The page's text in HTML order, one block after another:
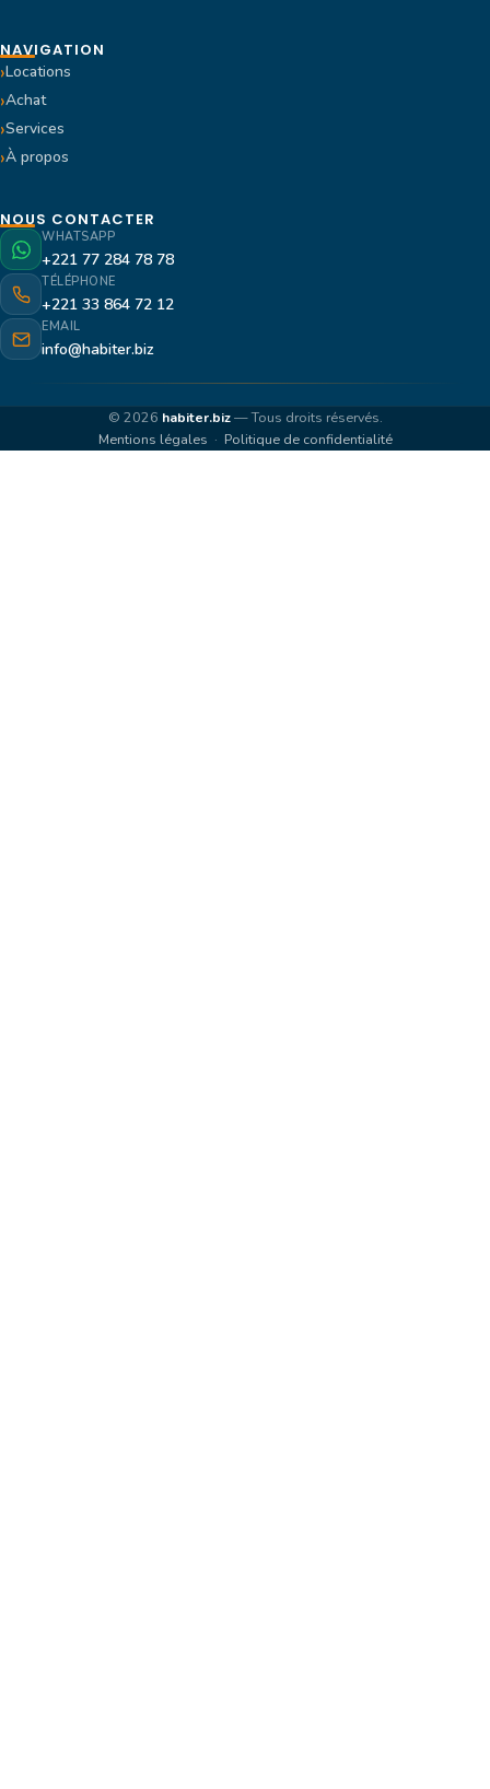
NAVIGATION
Locations
Achat
Services
À propos
NOUS CONTACTER
WHATSAPP
+221 77 284 78 78
TÉLÉPHONE
+221 33 864 72 12
EMAIL
info@habiter.biz
© 2026 habiter.biz— Tous droits réservés.
Mentions légales · Politique de confidentialité